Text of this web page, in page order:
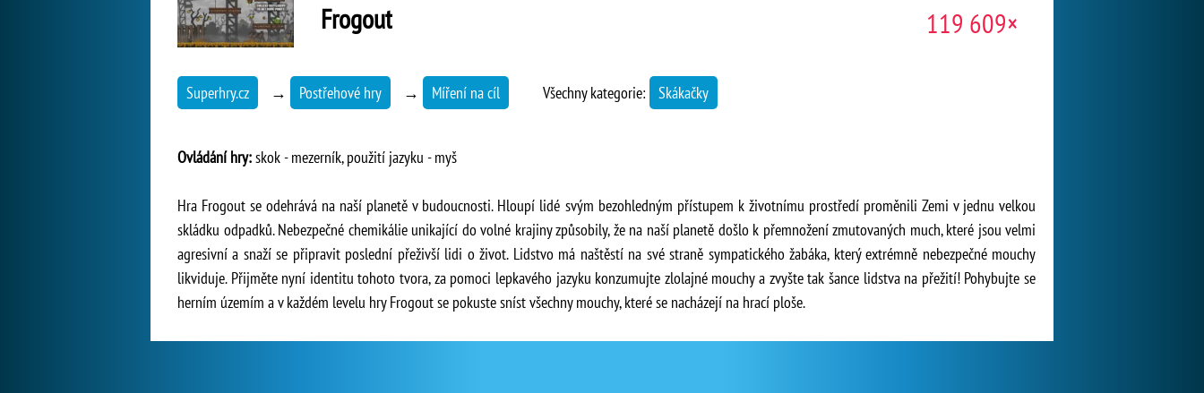
Frogout 119 609×
Superhry.cz → Postřehové hry → Míření na cíl Všechny kategorie: Skákačky
Ovládání hry:skok - mezerník, použití jazyku - myš
Hra Frogout se odehrává na naší planetě v budoucnosti. Hloupí lidé svým bezohledným přístupem k životnímu prostředí proměnili Zemi v jednu velkou
skládku odpadků. Nebezpečné chemikálie unikající do volné krajiny způsobily, že na naší planetě došlo k přemnožení zmutovaných much, které jsou velmi
agresivní a snaží se připravit poslední přeživší lidi o život. Lidstvo má naštěstí na své straně sympatického žabáka, který extrémně nebezpečné mouchy
likviduje. Přijměte nyní identitu tohoto tvora, za pomoci lepkavého jazyku konzumujte zlolajné mouchy a zvyšte tak šance lidstva na přežití! Pohybujte se
herním územím a v každém levelu hry Frogout se pokuste sníst všechny mouchy, které se nacházejí na hrací ploše.